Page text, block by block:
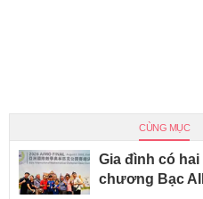
CÙNG MỤC
Gia đình có
chương Bạc